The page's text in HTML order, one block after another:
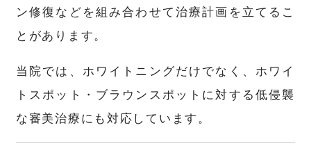
ン修復などを組み合わせて治療計画を立てるこ
とがあります。
当院では、ホワイトニングだけでなく、ホワイ
トスポット・ブラウンスポットに対する低侵襲
な審美治療にも対応しています。